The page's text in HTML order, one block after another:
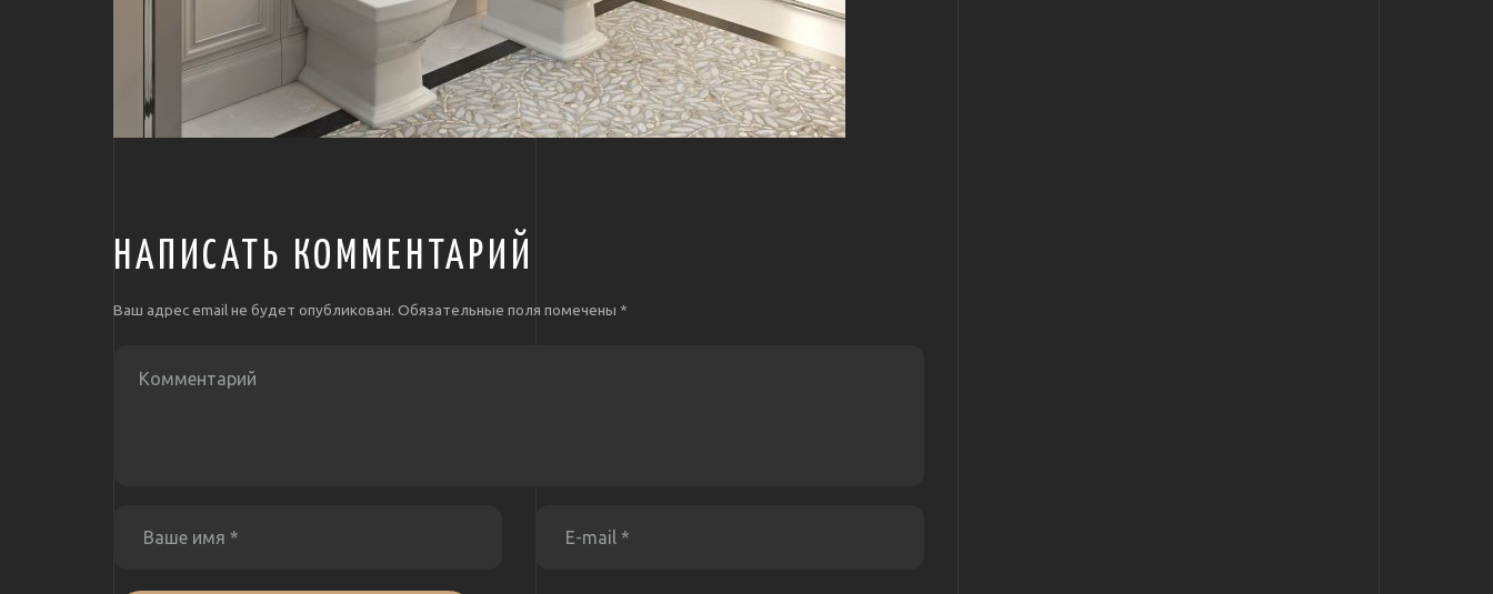
НАПИСАТЬ КОММЕНТАРИЙ
Ваш адрес email не будет опубликован. Обязательные поля помечены *